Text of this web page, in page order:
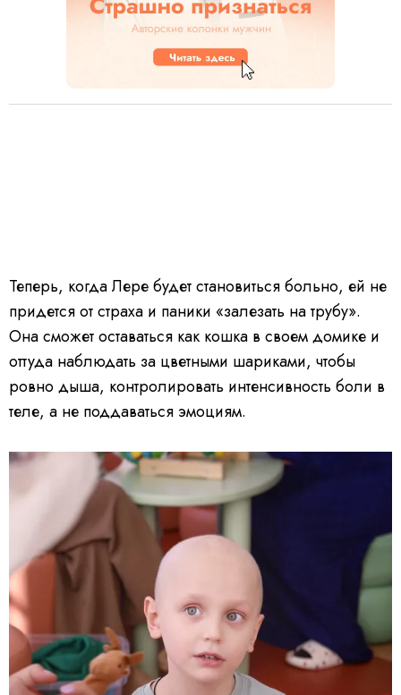
Теперь, когда Лере будет становиться больно, ей не
придется от страха и паники «залезать на трубу».
Она сможет оставаться как кошка в своем домике и
оттуда наблюдать за цветными шариками, чтобы
ровно дыша, контролировать интенсивность боли в
теле, а не поддаваться эмоциям.